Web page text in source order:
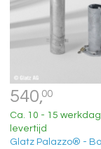
540,00
Ca. 10 - 15
levertijd
Glatz Palazzo® -